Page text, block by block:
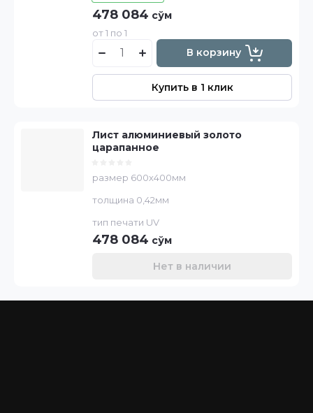
478 084 сўм
от 1 по 1
В корзину
Купить в 1 клик
Лист алюминиевый золото
царапанное
размер 600х400мм
толщина 0,42мм
тип печати UV
478 084 сўм
Нет в наличии